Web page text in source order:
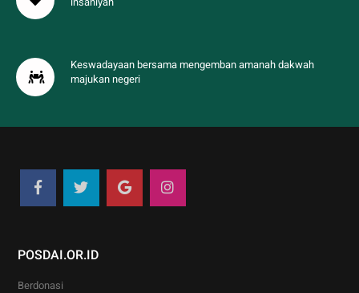
Keswadayaan bersama mengemban amanah dakwah
majukan negeri
POSDAI.OR.ID
Berdonasi